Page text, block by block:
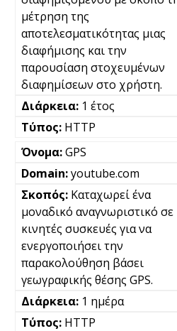
μέτρηση της
αποτελεσματικότητας μιας
διαφήμισης και την
παρουσίαση στοχευμένων
διαφημίσεων στο χρήστη.
1 έτος
HTTP
GPS
youtube.com
Καταχωρεί ένα
μοναδικό αναγνωριστικό σε
κινητές συσκευές για να
ενεργοποιήσει την
παρακολούθηση βάσει
γεωγραφικής θέσης GPS.
1 ημέρα
HTTP